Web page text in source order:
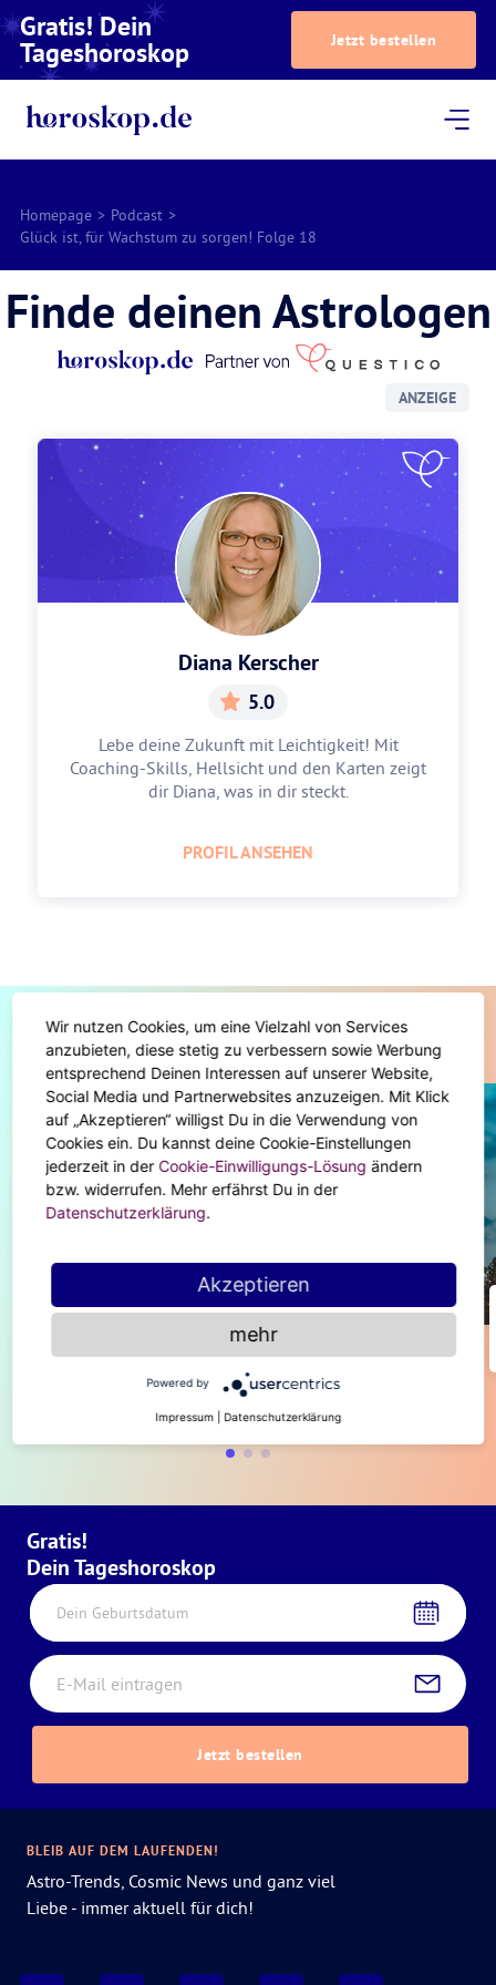
Gratis! Dein
Tageshoroskop Jetzt bestellen
Homepage > Podcast >
Glück ist, für Wachstum zu sorgen! Folge 18
Finde deinen Astrologen
ANZEIGE
Diana Kerscher
5.0
Lebe deine Zukunft mit Leichtigkeit! Mit
Coaching-Skills, Hellsicht und den Karten zeigt
dir Diana, was in dir steckt.
PROFIL ANSEHEN
Diese Artikel könnten dir auch gefallen
BODY & SOUL
Pssst - du darfst ruhig glücklich sein!
Gratis!
Dein Tageshoroskop
Dein Geburtsdatum
Jetzt bestellen
BLEIB AUF DEM LAUFENDEN!
Astro-Trends, Cosmic News und ganz viel
Liebe - immer aktuell für dich!
Wir nutzen Cookies, um eine Vielzahl von Services
anzubieten, diese stetig zu verbessern sowie Werbung
entsprechend Deinen Interessen auf unserer Website,
Social Media und Partnerwebsites anzuzeigen. Mit Klick
auf „Akzeptieren“ willigst Du in die Verwendung von
Cookies ein. Du kannst deine Cookie-Einstellungen
jederzeit in der Cookie-Einwilligungs-Lösung ändern
bzw. widerrufen. Mehr erfährst Du in der
Datenschutzerklärung.
Akzeptieren
mehr
Powered by
Impressum Datenschutzerklärung